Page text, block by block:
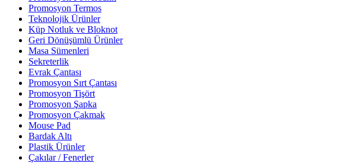
Promosyon Termos
Teknolojik Ürünler
Küp Notluk ve Bloknot
Geri Dönüşümlü Ürünler
Masa Sümenleri
Sekreterlik
Evrak Çantası
Promosyon Sırt Çantası
Promosyon Tişört
Promosyon Şapka
Promosyon Çakmak
Mouse Pad
Bardak Altı
Plastik Ürünler
Çakılar / Fenerler